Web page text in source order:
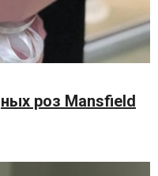
роз Mansfield